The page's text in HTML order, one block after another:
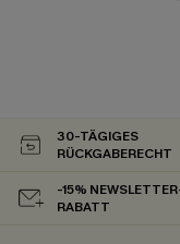
30-TÄGIGES
RÜCKGABERECHT
-15%
RABATT